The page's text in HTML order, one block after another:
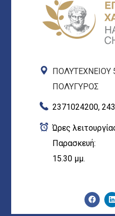
ΠΟΛΥΤΕΧΝΕΙΟΥ
ΠΟΛΥΓΥΡΟΣ
2371024200,
Ώρες
Παρασκευή:
15.30 μμ.